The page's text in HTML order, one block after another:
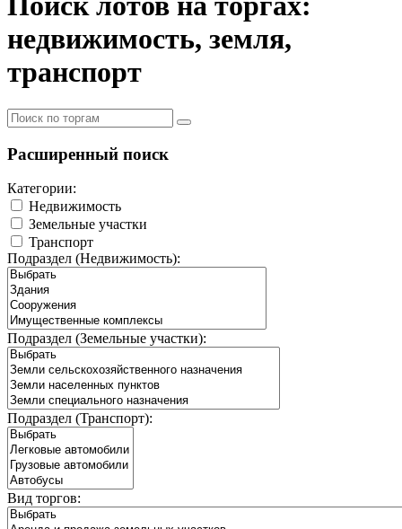
недвижимость, земля,
транспорт
Расширенный поиск
Категории:
Недвижимость
Земельные участки
Транспорт
Подраздел (Недвижимость):
Подраздел (Земельные участки):
Подраздел (Транспорт):
Вид торгов: